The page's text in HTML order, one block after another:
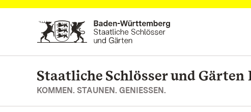
Zum Hauptinhalt springen
Staatliche Schlösser und
KOMMEN. STAUNEN. GENIESSEN.